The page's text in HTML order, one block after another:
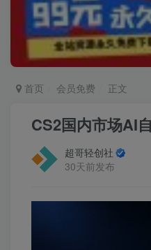
首页 会员免费 正文
CS2国内市场AI
超哥轻创社
30天前发布